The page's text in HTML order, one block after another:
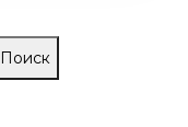
Поиск